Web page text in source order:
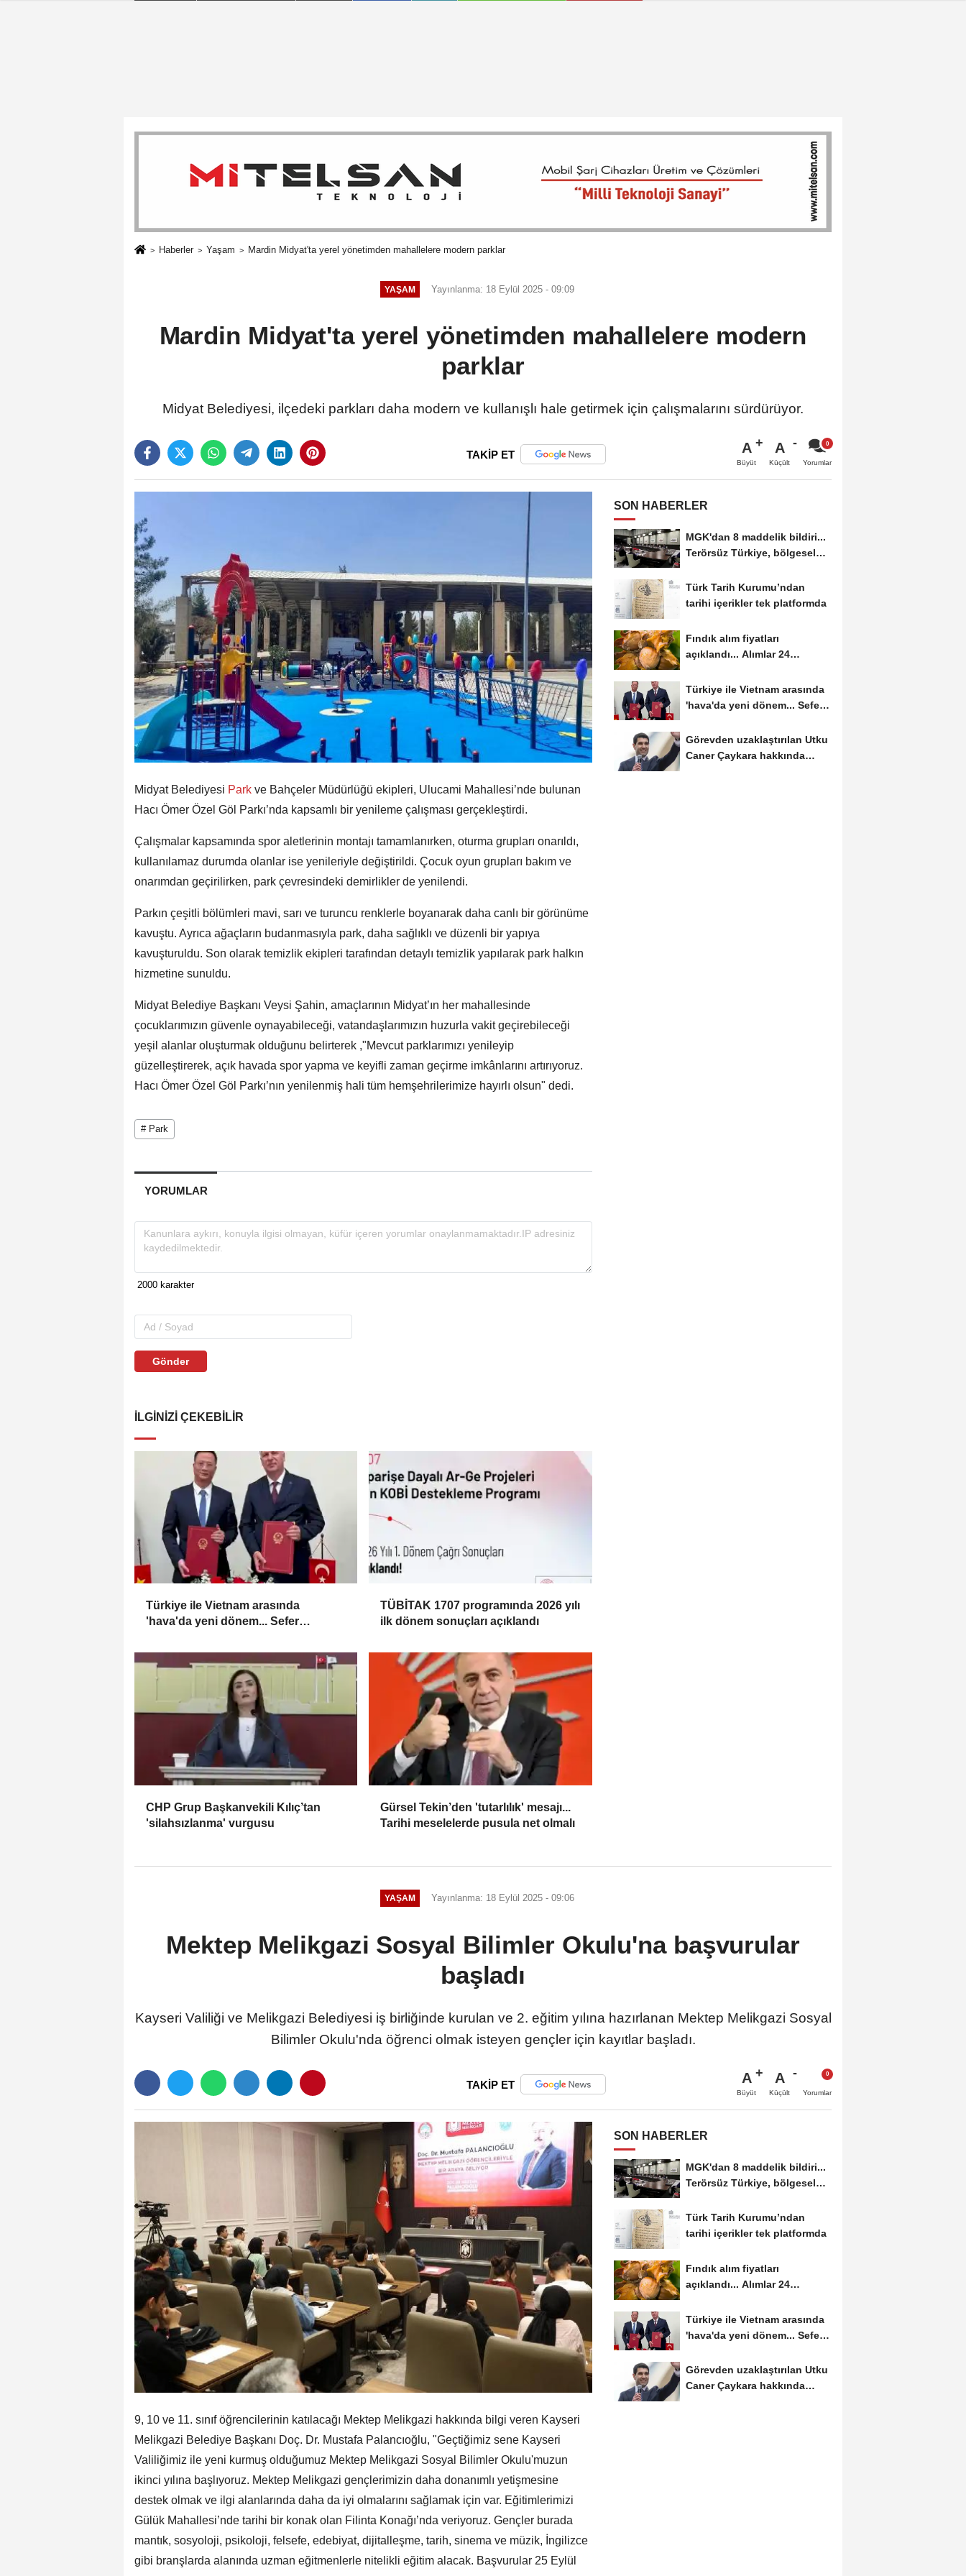
Haberler Yaşam Mardin Midyat'ta yerel yönetimden mahallelere modern parklar
YAŞAM Yayınlanma: 18 Eylül 2025 - 09:09
Mardin Midyat'ta yerel yönetimden mahallelere modern
parklar
Midyat Belediyesi, ilçedeki parkları daha modern ve kullanışlı hale getirmek için çalışmalarını sürdürüyor.
TAKİP ET A
Büyüt
A
Küçült Yorumlar
Midyat Belediyesi Park ve Bahçeler Müdürlüğü ekipleri, Ulucami Mahallesi’nde bulunan
Hacı Ömer Özel Göl Parkı’nda kapsamlı bir yenileme çalışması gerçekleştirdi.
Çalışmalar kapsamında spor aletlerinin montajı tamamlanırken, oturma grupları onarıldı,
kullanılamaz durumda olanlar ise yenileriyle değiştirildi. Çocuk oyun grupları bakım ve
onarımdan geçirilirken, park çevresindeki demirlikler de yenilendi.
Parkın çeşitli bölümleri mavi, sarı ve turuncu renklerle boyanarak daha canlı bir görünüme
kavuştu. Ayrıca ağaçların budanmasıyla park, daha sağlıklı ve düzenli bir yapıya
kavuşturuldu. Son olarak temizlik ekipleri tarafından detaylı temizlik yapılarak park halkın
hizmetine sunuldu.
Midyat Belediye Başkanı Veysi Şahin, amaçlarının Midyat’ın her mahallesinde
çocuklarımızın güvenle oynayabileceği, vatandaşlarımızın huzurla vakit geçirebileceği
yeşil alanlar oluşturmak olduğunu belirterek ,"Mevcut parklarımızı yenileyip
güzelleştirerek, açık havada spor yapma ve keyifli zaman geçirme imkânlarını artırıyoruz.
Hacı Ömer Özel Göl Parkı’nın yenilenmiş hali tüm hemşehrilerimize hayırlı olsun" dedi.
# Park
YORUMLAR
Gönder
İLGINIZI ÇEKEBILIR
Türkiye ile Vietnam arasında
'hava'da yeni dönem... Sefer
TÜBİTAK 1707 programında 2026 yılı
ilk dönem sonuçları açıklandı
CHP Grup Başkanvekili Kılıç’tan
'silahsızlanma' vurgusu
Gürsel Tekin’den 'tutarlılık' mesajı...
Tarihi meselelerde pusula net olmalı
SON HABERLER
MGK'dan 8 maddelik bildiri...
Terörsüz Türkiye, bölgesel
Türk Tarih Kurumu’ndan
tarihi içerikler tek platformda
Fındık alım fiyatları
açıklandı... Alımlar 24
Türkiye ile Vietnam arasında
'hava'da yeni dönem... Sefer
Görevden uzaklaştırılan Utku
Caner Çaykara hakkında
YAŞAM Yayınlanma: 18 Eylül 2025 - 09:06
Mektep Melikgazi Sosyal Bilimler Okulu'na başvurular
başladı
Kayseri Valiliği ve Melikgazi Belediyesi iş birliğinde kurulan ve 2. eğitim yılına hazırlanan Mektep Melikgazi Sosyal
Bilimler Okulu'nda öğrenci olmak isteyen gençler için kayıtlar başladı.
TAKİP ET A
Büyüt
A
Küçült Yorumlar
9, 10 ve 11. sınıf öğrencilerinin katılacağı Mektep Melikgazi hakkında bilgi veren Kayseri
Melikgazi Belediye Başkanı Doç. Dr. Mustafa Palancıoğlu, "Geçtiğimiz sene Kayseri
Valiliğimiz ile yeni kurmuş olduğumuz Mektep Melikgazi Sosyal Bilimler Okulu'muzun
ikinci yılına başlıyoruz. Mektep Melikgazi gençlerimizin daha donanımlı yetişmesine
destek olmak ve ilgi alanlarında daha da iyi olmalarını sağlamak için var. Eğitimlerimizi
Gülük Mahallesi’nde tarihi bir konak olan Filinta Konağı’nda veriyoruz. Gençler burada
mantık, sosyoloji, psikoloji, felsefe, edebiyat, dijitalleşme, tarih, sinema ve müzik, İngilizce
gibi branşlarda alanında uzman eğitmenlerle nitelikli eğitim alacak. Başvurular 25 Eylül
SON HABERLER
MGK'dan 8 maddelik bildiri...
Terörsüz Türkiye, bölgesel
Türk Tarih Kurumu’ndan
tarihi içerikler tek platformda
Fındık alım fiyatları
açıklandı... Alımlar 24
Türkiye ile Vietnam arasında
'hava'da yeni dönem... Sefer
Görevden uzaklaştırılan Utku
Caner Çaykara hakkında